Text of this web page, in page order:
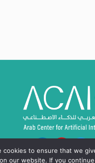
cookies to ensure that we
our website. If you